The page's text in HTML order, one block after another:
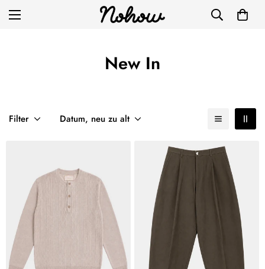
New In
Filter Datum, neu zu alt